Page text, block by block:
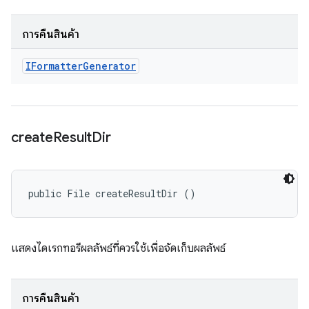
การคืนสินค้า
IFormatterGenerator
createResultDir
public File createResultDir ()
แสดงไดเรกทอรีผลลัพธ์ที่ควรใช้เพื่อจัดเก็บผลลัพธ์
การคืนสินค้า